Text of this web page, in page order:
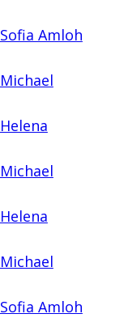
Sofia Amloh
Michael
Helena
Michael
Helena
Michael
Sofia Amloh